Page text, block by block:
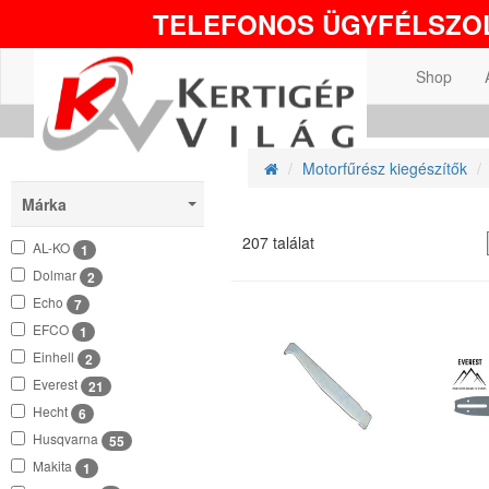
TELEFONOS
Shop
Márka
AL-KO 1
Dolmar 2
Echo 7
EFCO 1
Einhell 2
Everest 21
Hecht 6
Husqvarna 55
Makita 1
Motorfűrész kiegészítők
207 találat